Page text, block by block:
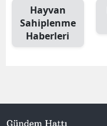
Hayvan
Sahiplenme
Haberleri